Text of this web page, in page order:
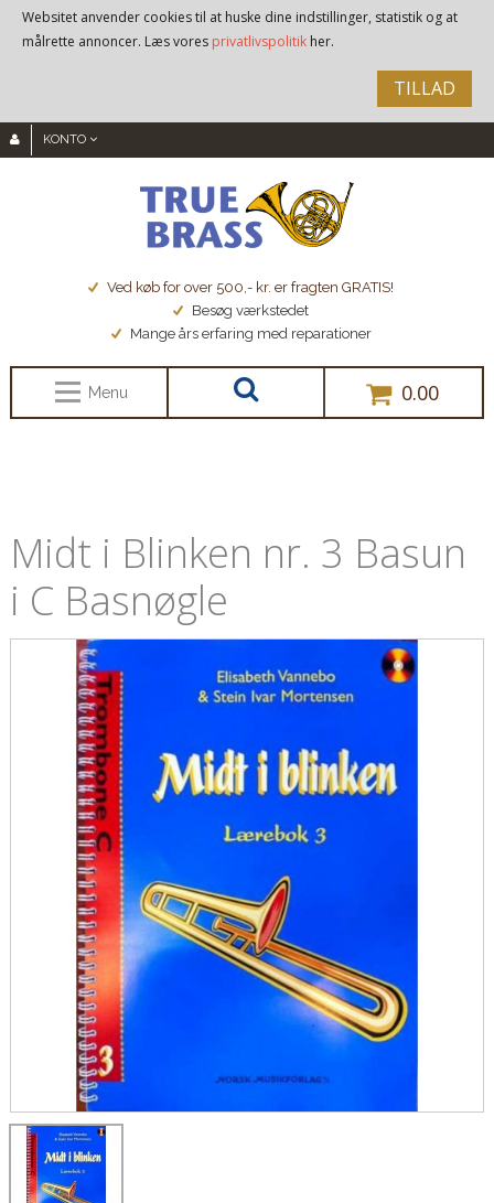
Websitet anvender cookies til at huske dine indstillinger, statistik og at
målrette annoncer. Læs vores privatlivspolitik her.
TILLAD
KONTO
Ved køb for over 500,- kr. er fragten GRATIS!
Besøg værkstedet
Mange års erfaring med reparationer
0.00
Menu
Midt i Blinken nr. 3 Basun
i C Basnøgle